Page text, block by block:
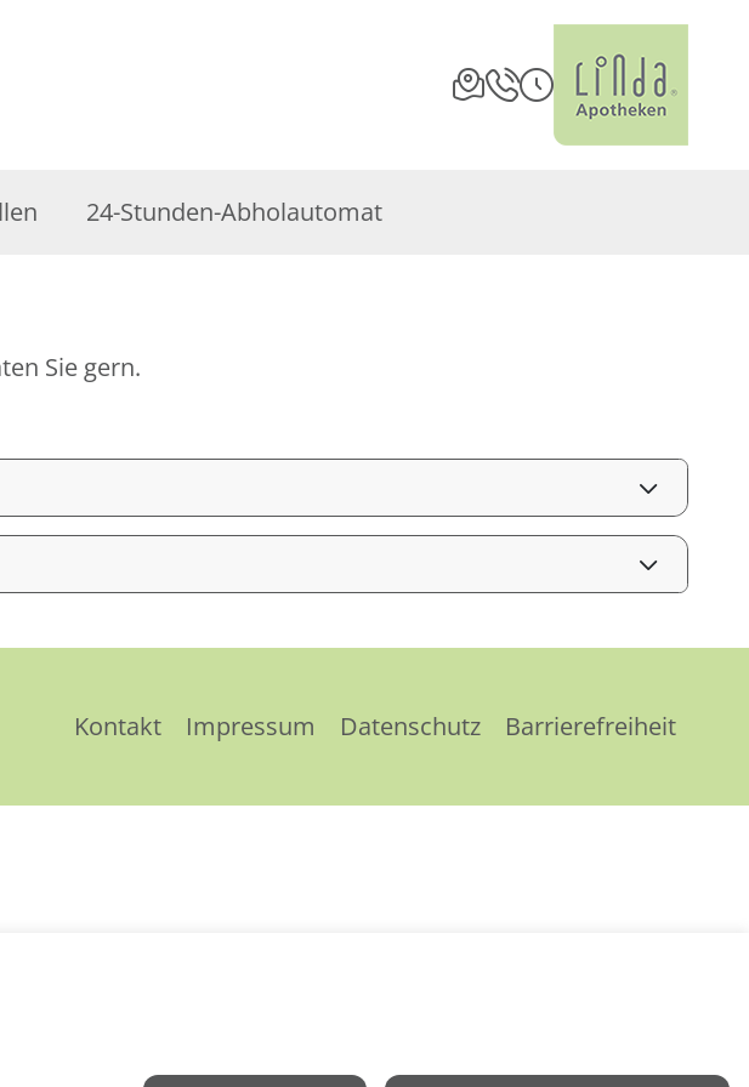
24-Stunden-Abholautomat
Sie gern.
Kontakt Impressum Datenschutz Barrierefreiheit